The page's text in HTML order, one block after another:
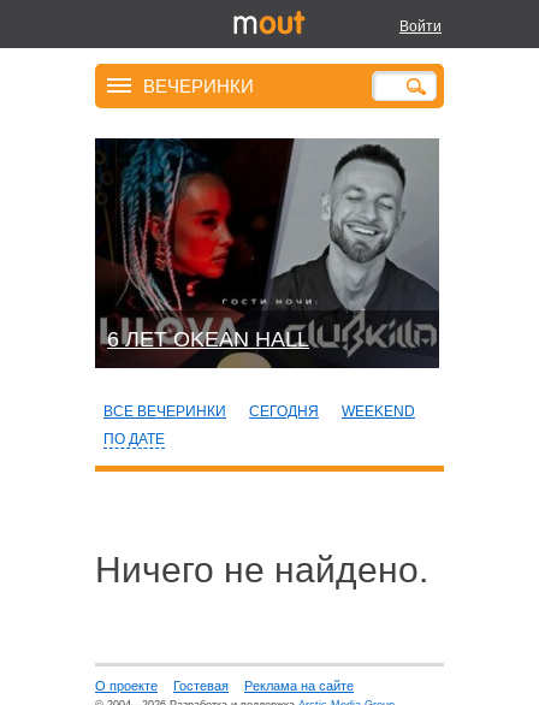
Войти
ВЕЧЕРИНКИ
6 ЛЕТ OKEAN HALL
ВСЕ ВЕЧЕРИНКИ СЕГОДНЯ
WEEKEND
ПО ДАТЕ
Ничего не найдено.
О проекте Гостевая Реклама на сайте